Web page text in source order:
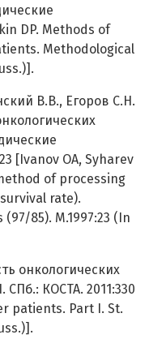
DP. Methods of
Methodological
В.В., Егоров С.Н.
[Ivanov OA, Syharev
of processing
rate).
85). M.1997:23 (In
онкологических
КОСТА. 2011:330
patients. Part I. St.